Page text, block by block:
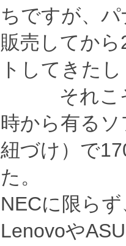
ちですが、
販売してか
トしてきたし
それこそ
時から有る
紐づけ）で
た。
NECに限ら
Lenovoや